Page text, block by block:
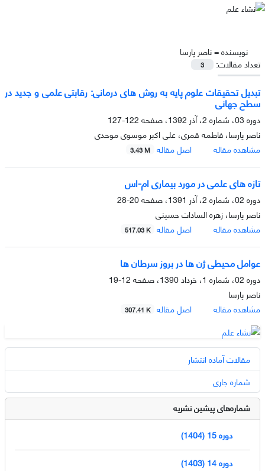
نویسنده =ناصر پارسا
تعداد مقالات:
3
تبدیل تحقیقات علوم پایه به روش های درمانی: رقابتی علمی و جدید در
سطح جهانی
دوره 03، شماره 2، آذر 1392، صفحه
122-127
ناصر پارسا، فاطمه قمری، علی اکبر موسوی موحدی
مشاهده مقاله
اصل مقاله 3.43 M
تازه های علمی در مورد بیماری ام-اس
دوره 02، شماره 2، آذر 1391، صفحه
20-28
ناصر پارسا، زهره السادات حسینی
مشاهده مقاله
اصل مقاله 517.03 K
عوامل محیطی ژن ها در بروز سرطان ها
دوره 02، شماره 1، خرداد 1390، صفحه
12-19
ناصر پارسا
مشاهده مقاله
اصل مقاله 307.41 K
مقالات آماده انتشار
شماره جاری
شماره‌های پیشین نشریه
دوره 15 (1404)
دوره 14 (1403)